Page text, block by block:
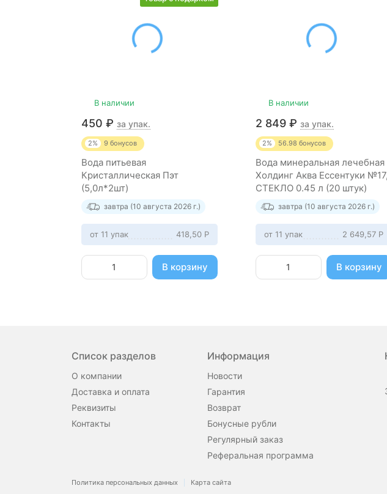
В наличии
450 ₽ за упак.
2% 9 бонусов
Вода питьевая
Кристаллическая Пэт
(5,0л*2шт)
завтра (10 августа 2026 г.)
от 11 упак 418,50 Р
В корзину
В наличии
2 849 ₽ за упак.
2% 56.98 бонусов
Вода минеральная лечебная
Холдинг Аква Ессентуки №17,
СТЕКЛО 0.45 л (20 штук)
завтра (10 августа 2026 г.)
от 11 упак 2 649,57 Р
В корзину
Список разделов
О компании
Доставка и оплата
Реквизиты
Контакты
Информация
Новости
Гарантия
Возврат
Бонусные рубли
Регулярный заказ
Реферальная программа
Политика персональных данных Карта сайта